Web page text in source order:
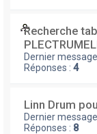
Recherche
Dernier
Réponses : 4
Linn Drum
Dernier
Réponses : 8